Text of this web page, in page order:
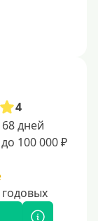
4
дней
100 000 ₽